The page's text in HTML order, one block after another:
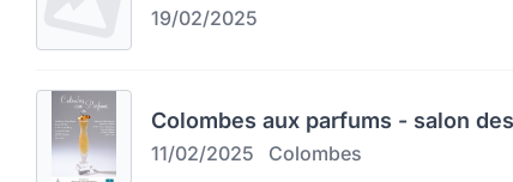
19/02/2025
Colombes aux parfums - salon
11/02/2025 Colombes